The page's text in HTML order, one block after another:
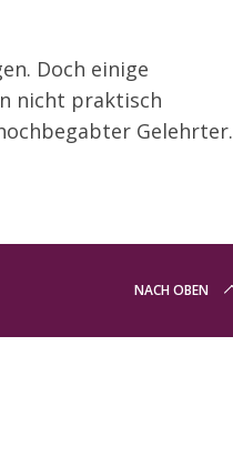
Doch einige
nicht praktisch
Gelehrter.
NACH OBEN